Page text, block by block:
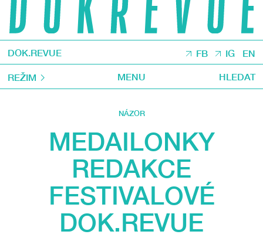
DOK.REVUE FB IG EN
REŽIM MENU HLEDAT
NÁZOR
MEDAILONKY
REDAKCE
FESTIVALOVÉ
DOK.REVUE